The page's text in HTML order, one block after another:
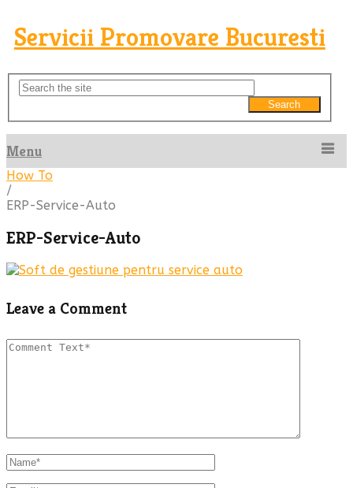
Servicii Promovare Bucuresti
Search
Menu
How To
/
ERP-Service-Auto
ERP-Service-Auto
Leave a Comment